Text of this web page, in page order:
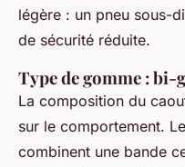
légère : un pneu sous-
de sécurité réduite.
Type de gomme : bi-
La composition du
sur le comportement.
combinent une bande